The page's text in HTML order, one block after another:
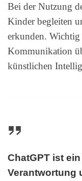
Bei der Nutzung
Kinder begleiten
erkunden.
Kommunikation
künstlichen
ChatGPT ist
Verantwortung